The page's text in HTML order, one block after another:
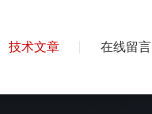
技术文章 在线留言